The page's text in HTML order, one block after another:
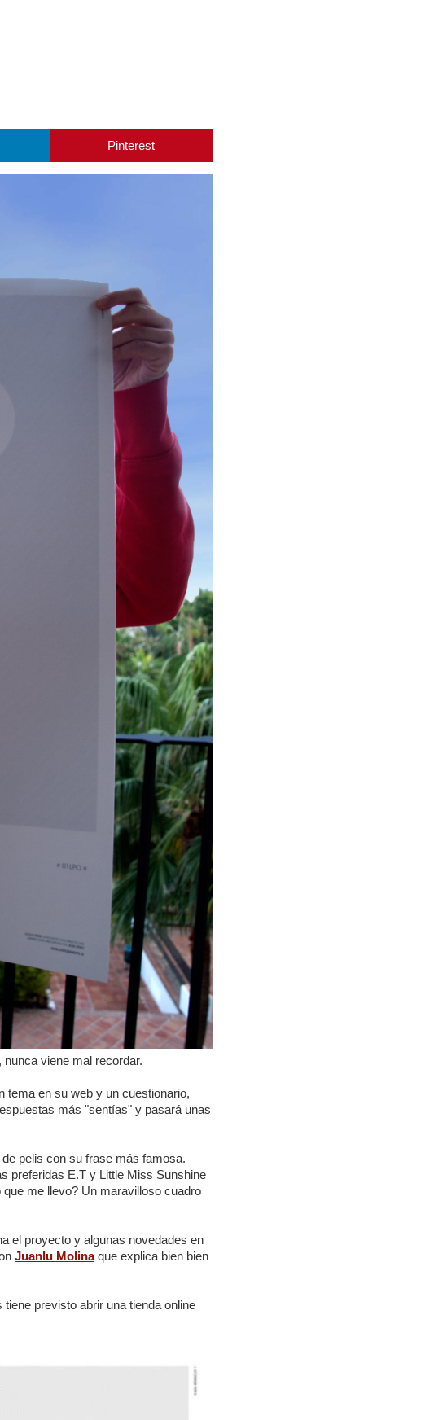
Pinterest
viene mal recordar.
tema en su web y un cuestionario,
más "sentías" y pasará unas
pelis con su frase más famosa.
preferidas E.T y Little Miss Sunshine
me llevo? Un maravilloso cuadro
el proyecto y algunas novedades en
Juanlu Molinaque explica bien bien
previsto abrir una tienda online